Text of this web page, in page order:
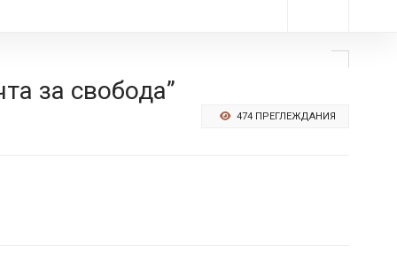
за свобода”
474 ПРЕГЛЕЖДАНИЯ